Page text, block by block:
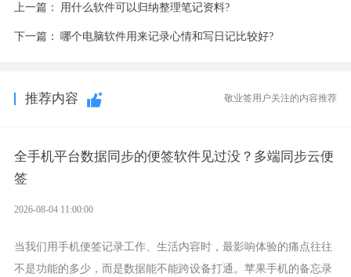
上一篇： 用什么软件可以归纳整理笔记资料?
下一篇： 哪个电脑软件用来记录心情和写日记比较好?
推荐内容 敬业签用户关注的内容推荐
全手机平台数据同步的便签软件见过没？多端同步云便
签
2026-08-04 11:00:00
当我们用手机便签记录工作、生活内容时，最影响体验的痛点往往
不是功能的多少，而是数据能不能跨设备打通。苹果手机的备忘录